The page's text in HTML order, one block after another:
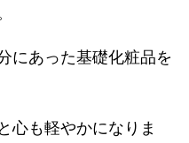
にあった基礎化粧品を
心も軽やかになりま